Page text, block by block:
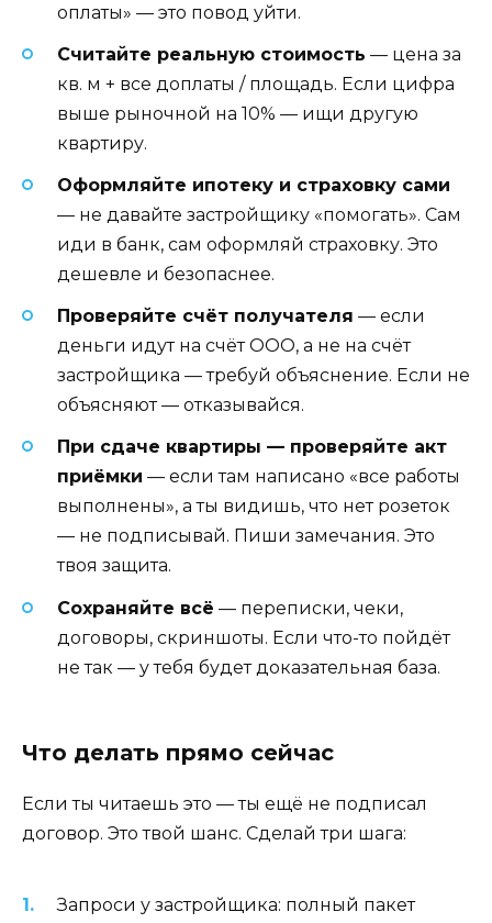
оплаты» — это повод уйти.
Считайте реальную стоимость — цена за
кв. м + все доплаты / площадь. Если цифра
выше рыночной на 10% — ищи другую
квартиру.
Оформляйте ипотеку и страховку сами
— не давайте застройщику «помогать». Сам
иди в банк, сам оформляй страховку. Это
дешевле и безопаснее.
Проверяйте счёт получателя — если
деньги идут на счёт ООО, а не на счёт
застройщика — требуй объяснение. Если не
объясняют — отказывайся.
При сдаче квартиры — проверяйте акт
приёмки — если там написано «все работы
выполнены», а ты видишь, что нет розеток
— не подписывай. Пиши замечания. Это
твоя защита.
Сохраняйте всё — переписки, чеки,
договоры, скриншоты. Если что-то пойдёт
не так — у тебя будет доказательная база.
Что делать прямо сейчас
Если ты читаешь это — ты ещё не подписал
договор. Это твой шанс. Сделай три шага:
Запроси у застройщика: полный пакет